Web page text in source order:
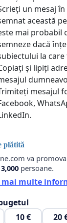
un mesaj
această
mai probabil
dacă
la
și lipiți
mesajul
plătită
va
3,000 persoane.
multe
10 € 20